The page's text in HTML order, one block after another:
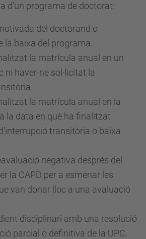
d'un programa de doctorat:
del doctorand o
la baixa del programa.
la matrícula anual en un
ni haver-ne sol·licitat la
la matrícula anual en la
la data en què ha finalitzat
transitòria o baixa
negativa després del
la CAPD per a esmenar les
van donar lloc a una avaluació
disciplinari amb una resolució
parcial o definitiva de la UPC.